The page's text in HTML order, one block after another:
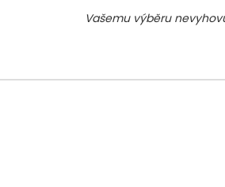
Vašemu výběru